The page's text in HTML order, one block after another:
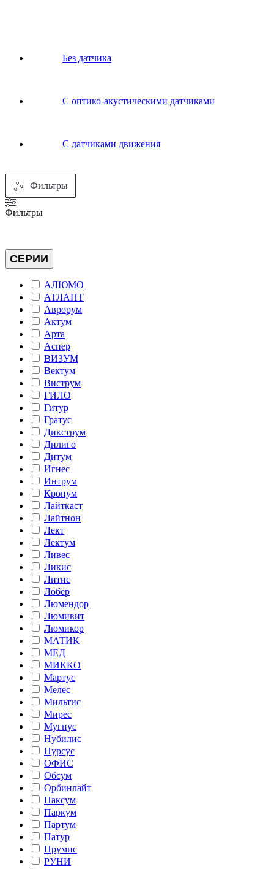
Без датчика
С оптико-акустическими датчиками
С датчиками движения
Фильтры
Фильтры
СЕРИИ
АЛЮМО
АТЛАНТ
Аврорум
Актум
Арта
Аспер
ВИЗУМ
Вектум
Виструм
ГИЛО
Гитур
Гратус
Дикструм
Дилиго
Дитум
Игнес
Интрум
Кронум
Лайткаст
Лайтнон
Лект
Лектум
Ливес
Ликис
Литис
Лобер
Люмендор
Люмивит
Люмикор
МАТИК
МЕД
МИККО
Мартус
Мелес
Мильтис
Мирес
Мугнус
Нубилис
Нурсус
ОФИС
Обсум
Орбинлайт
Паксум
Паркум
Партум
Патур
Прумис
РУНИ